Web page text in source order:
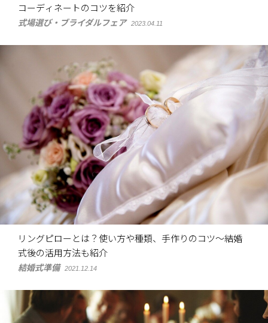
コーディネートのコツを紹介
式場選び・ブライダルフェア 2023.04.11
リングピローとは？使い方や種類、手作りのコツ～結婚
式後の活用方法も紹介
結婚式準備 2021.12.14